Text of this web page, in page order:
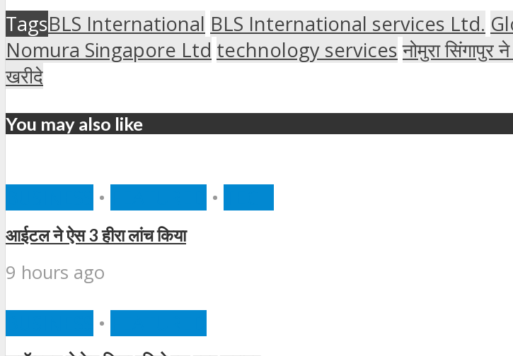
TagsBLS International BLS International services Ltd.
Nomura Singapore Ltd technology services नोमुरा
खरीदे
You may also like
• •
आईटल ने ऐस 3 हीरा लांच किया
9 hours ago
•